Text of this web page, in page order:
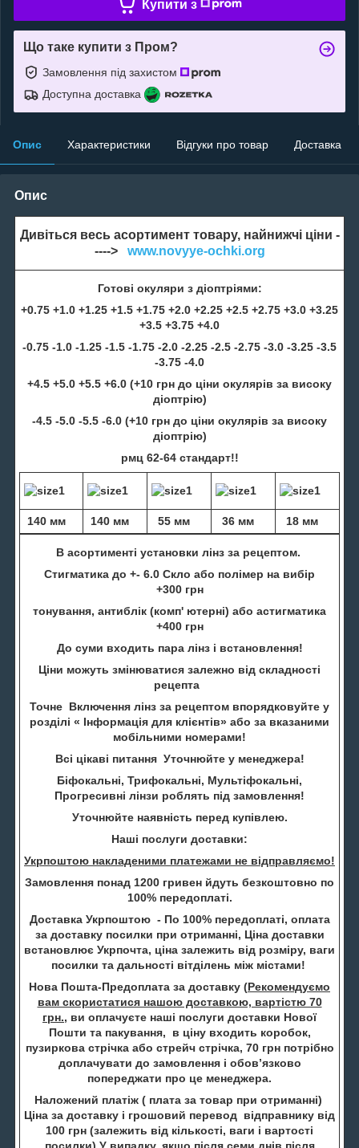
Купити з
Що таке купити з Пром?
Замовлення під захистом
Доступна доставка
Опис Характеристики Відгуки про товар Доставка
Опис
Дивіться весь асортимент товару, найнижчі ціни -
----> www.novyye-ochki.org
Готові окуляри з діоптріями:
+0.75 +1.0 +1.25 +1.5 +1.75 +2.0 +2.25 +2.5 +2.75 +3.0 +3.25
+3.5 +3.75 +4.0
-0.75 -1.0 -1.25 -1.5 -1.75 -2.0 -2.25 -2.5 -2.75 -3.0 -3.25 -3.5
-3.75 -4.0
+4.5 +5.0 +5.5 +6.0 (+10 грн до ціни окулярів за високу
діоптрію)
-4.5 -5.0 -5.5 -6.0 (+10 грн до ціни окулярів за високу
діоптрію)
рмц 62-64 стандарт!!
140 мм 140 мм 55 мм 36 мм 18 мм
В асортименті установки лінз за рецептом.
Стигматика до +- 6.0 Скло або полімер на вибір
+300 грн
тонування, антиблік (комп' ютерні) або астигматика
+400 грн
До суми входить пара лінз і встановлення!
Ціни можуть змінюватися залежно від складності
рецепта
Точне Включення лінз за рецептом впорядковуйте у
розділі « Інформація для клієнтів» або за вказаними
мобільними номерами!
Всі цікаві питання Уточнюйте у менеджера!
Біфокальні, Трифокальні, Мультіфокальні,
Прогресивні лінзи роблять під замовлення!
Уточнюйте наявність перед купівлею.
Наші послуги доставки:
Укрпоштою накладеними платежами не відправляємо!
Замовлення понад 1200 гривен йдуть безкоштовно по
100% передоплаті.
Доставка Укрпоштою - По 100% передоплаті, оплата
за доставку посилки при отриманні, Ціна доставки
встановлює Укрпочта, ціна залежить від розміру, ваги
посилки та дальності вітділень між містами!
Нова Пошта-Предоплата за доставку (Рекомендуємо
вам скористатися нашою доставкою, вартістю 70
грн., ви оплачуєте наші послуги доставки Нової
Пошти та пакування, в ціну входить коробок,
пузиркова стрічка або стрейч стрічка, 70 грн потрібно
доплачувати до замовлення і обов’язково
попереджати про це менеджера.
Наложений платіж ( плата за товар при отриманні)
Ціна за доставку і грошовий перевод відправнику від
100 грн (залежить від кількості, ваги і вартості
посилки) У випадку, якщо після семи днів після